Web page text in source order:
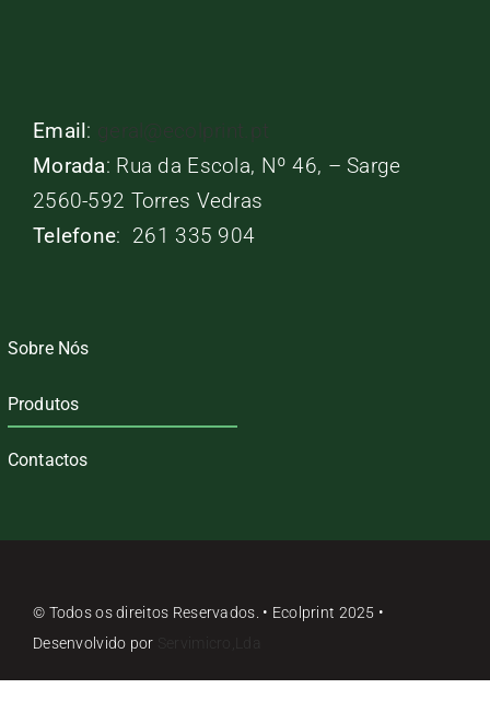
Email: geral@ecolprint.pt
Morada: Rua da Escola, Nº 46, – Sarge
2560-592 Torres Vedras
Telefone: 261 335 904
Sobre Nós
Produtos
Contactos
© Todos os direitos Reservados. • Ecolprint 2025 •
Desenvolvido por